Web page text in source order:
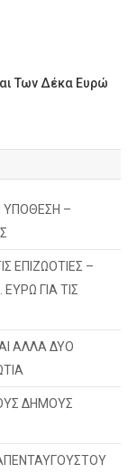
Των Δέκα Ευρώ
ΥΠΟΘΕΣΗ –
ΕΠΙΖΩΟΤΙΕΣ –
ΓΙΑ ΤΙΣ
ΑΛΛΑ ΔΥΟ
ΔΗΜΟΥΣ